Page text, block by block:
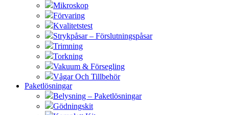
Mikroskop
Förvaring
Kvalitetstest
Strykpåsar – Förslutningspåsar
Trimning
Torkning
Vakuum & Försegling
Vågar Och Tillbehör
Paketlösningar
Belysning – Paketlösningar
Gödningskit